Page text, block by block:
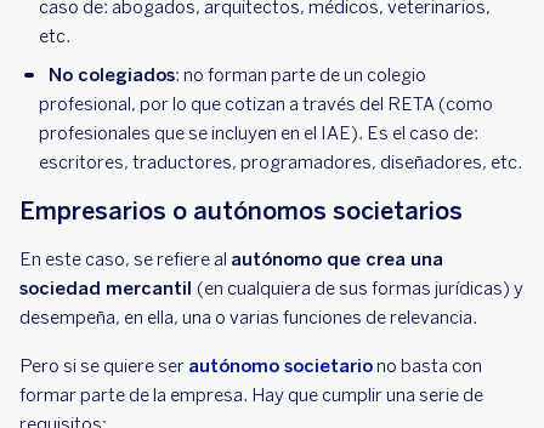
caso de: abogados, arquitectos, médicos, veterinarios,
etc.
No colegiados: no forman parte de un colegio
profesional, por lo que cotizan a través del RETA (como
profesionales que se incluyen en el IAE). Es el caso de:
escritores, traductores, programadores, diseñadores, etc.
Empresarios o autónomos societarios
En este caso, se refiere al autónomo que crea una
sociedad mercantil (en cualquiera de sus formas jurídicas) y
desempeña, en ella, una o varias funciones de relevancia.
Pero si se quiere ser autónomo societariono basta con
formar parte de la empresa. Hay que cumplir una serie de